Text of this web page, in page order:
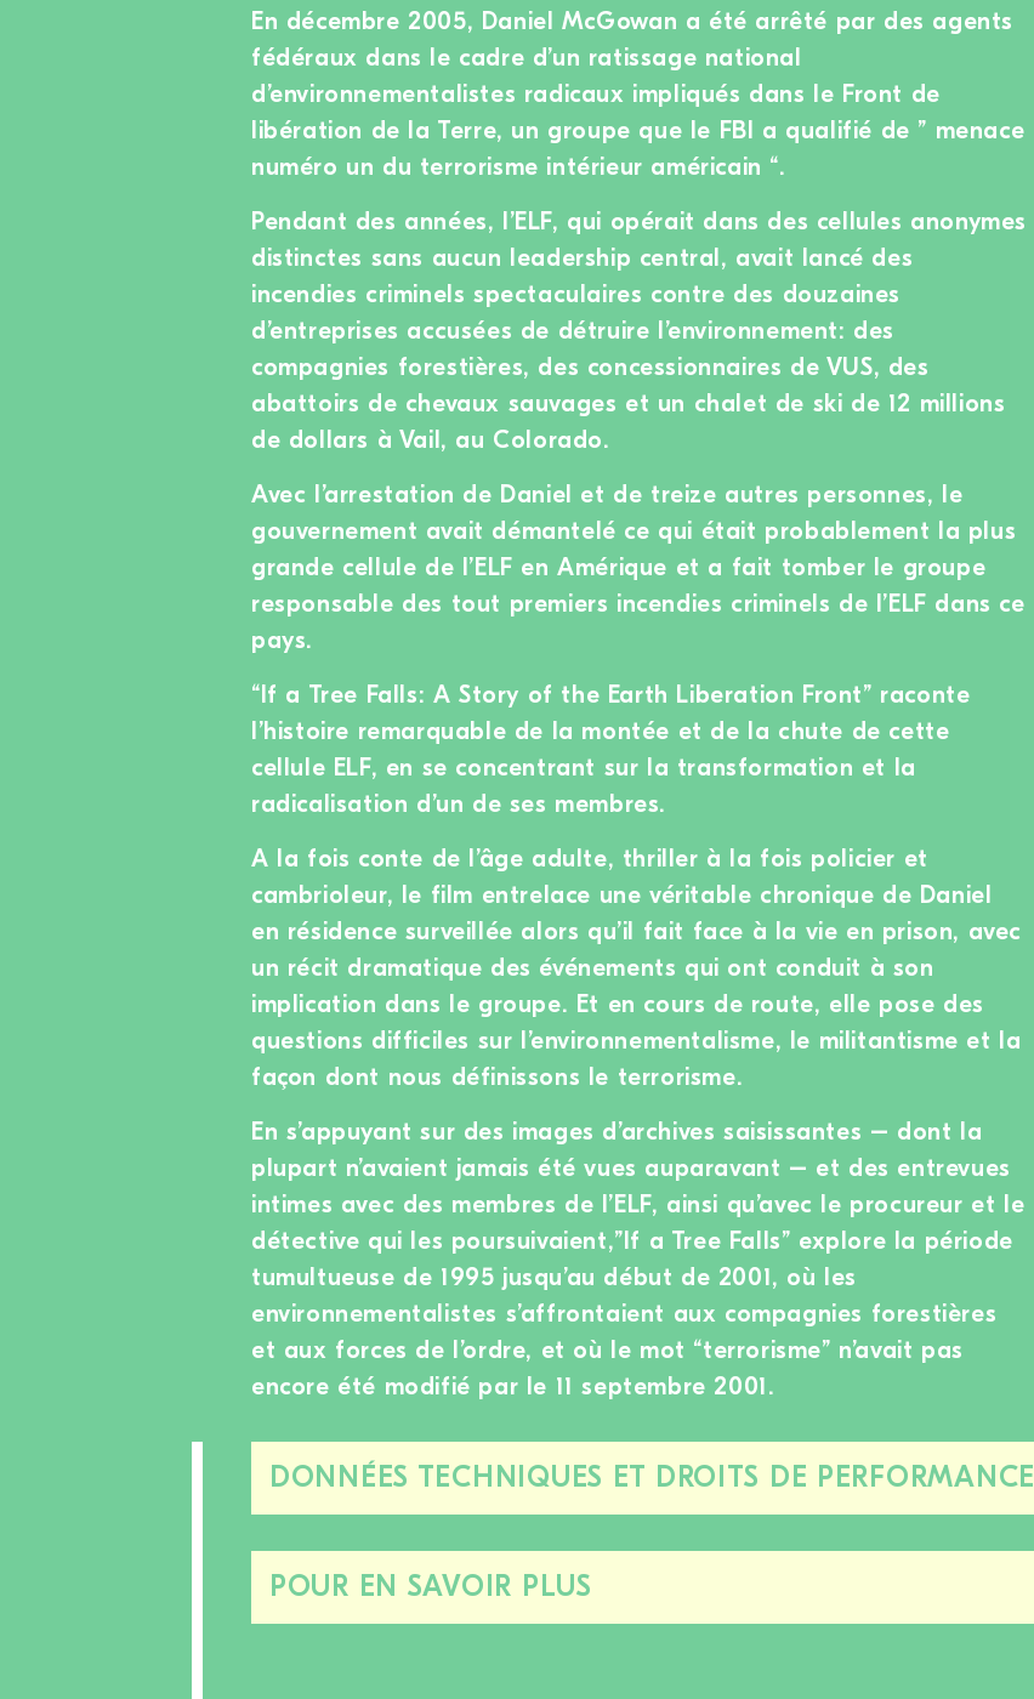
En décembre 2005, Daniel McGowan a été arrêté par des agents
fédéraux dans le cadre d’un ratissage national
d’environnementalistes radicaux impliqués dans le Front de
libération de la Terre, un groupe que le FBI a qualifié de ” menace
numéro un du terrorisme intérieur américain “.
Pendant des années, l’ELF, qui opérait dans des cellules anonymes
distinctes sans aucun leadership central, avait lancé des
incendies criminels spectaculaires contre des douzaines
d’entreprises accusées de détruire l’environnement: des
compagnies forestières, des concessionnaires de VUS, des
abattoirs de chevaux sauvages et un chalet de ski de 12 millions
de dollars à Vail, au Colorado.
Avec l’arrestation de Daniel et de treize autres personnes, le
gouvernement avait démantelé ce qui était probablement la plus
grande cellule de l’ELF en Amérique et a fait tomber le groupe
responsable des tout premiers incendies criminels de l’ELF dans ce
pays.
“If a Tree Falls: A Story of the Earth Liberation Front” raconte
l’histoire remarquable de la montée et de la chute de cette
cellule ELF, en se concentrant sur la transformation et la
radicalisation d’un de ses membres.
A la fois conte de l’âge adulte, thriller à la fois policier et
cambrioleur, le film entrelace une véritable chronique de Daniel
en résidence surveillée alors qu’il fait face à la vie en prison, avec
un récit dramatique des événements qui ont conduit à son
implication dans le groupe. Et en cours de route, elle pose des
questions difficiles sur l’environnementalisme, le militantisme et la
façon dont nous définissons le terrorisme.
En s’appuyant sur des images d’archives saisissantes – dont la
plupart n’avaient jamais été vues auparavant – et des entrevues
intimes avec des membres de l’ELF, ainsi qu’avec le procureur et le
détective qui les poursuivaient,”If a Tree Falls” explore la période
tumultueuse de 1995 jusqu’au début de 2001, où les
environnementalistes s’affrontaient aux compagnies forestières
et aux forces de l’ordre, et où le mot “terrorisme” n’avait pas
encore été modifié par le 11 septembre 2001.
DONNÉES TECHNIQUES ET DROITS DE PERFORMANCE
Fermer/ouvrir
cette
section
POUR EN SAVOIR PLUS
cette